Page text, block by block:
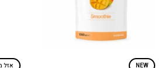
NEW אזל